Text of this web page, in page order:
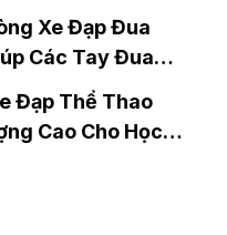
Mua?
Xe Đạp Đua
Các Tay Đua
Đỉnh Cao
Đạp Thể Thao
Cao Cho Học